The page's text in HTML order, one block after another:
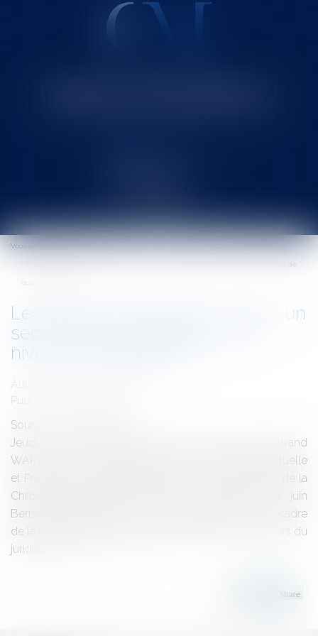
Ouvrir
le
menu
Vous êtes ici :
Les métiers du juridique : est-ce un
secteur qui recrute? Avec quel
niveau de qualification ?
Auteur : WARUSFEL Bertrand
Publié le :
Source :
Jeudi 2 juin 2016, Bruno BEART recevait Bertrand
WARUSFEL, Avocat Spécialiste en Propriété Intellectuelle
et Professeur à l’Université de LILLE 2, dans le cadre de la
Chronique Emploi.Bruno BEART recevait jeudi 2 juin
Bertrand WARUSFEL, sur France Bleu Nord dans le cadre
de la Chronique Emploi, sur le sujet suivant:Les métiers du
juridique – est...